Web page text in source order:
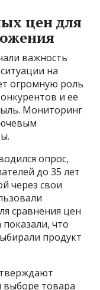
цен для
важность
на
огромную роль
и ее
Мониторинг
опрос,
до 35 лет
через свои
сравнения цен
что
продукт
выборе товара